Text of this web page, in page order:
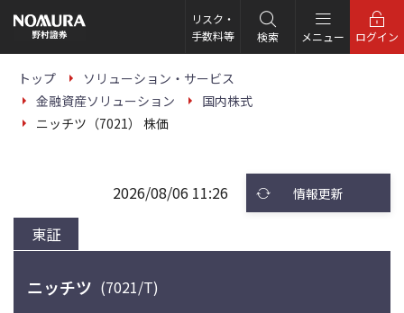
の
ー
リスク・
手数料等
検索 メニュー ログイン
トップ
ソリューション・サービス
金融資産ソリューション
国内株式
ニッチツ（7021） 株価
東証
2026/08/06 11:26 情報更新
ニッチツ (7021/T)